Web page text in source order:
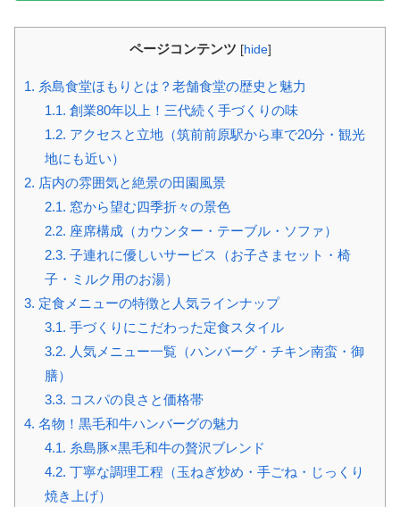
ページコンテンツ [hide]
1. 糸島食堂ほもりとは？老舗食堂の歴史と魅力
1.1. 創業80年以上！三代続く手づくりの味
1.2. アクセスと立地（筑前前原駅から車で20分・観光
地にも近い）
2. 店内の雰囲気と絶景の田園風景
2.1. 窓から望む四季折々の景色
2.2. 座席構成（カウンター・テーブル・ソファ）
2.3. 子連れに優しいサービス（お子さまセット・椅
子・ミルク用のお湯）
3. 定食メニューの特徴と人気ラインナップ
3.1. 手づくりにこだわった定食スタイル
3.2. 人気メニュー一覧（ハンバーグ・チキン南蛮・御
膳）
3.3. コスパの良さと価格帯
4. 名物！黒毛和牛ハンバーグの魅力
4.1. 糸島豚×黒毛和牛の贅沢ブレンド
4.2. 丁寧な調理工程（玉ねぎ炒め・手ごね・じっくり
焼き上げ）